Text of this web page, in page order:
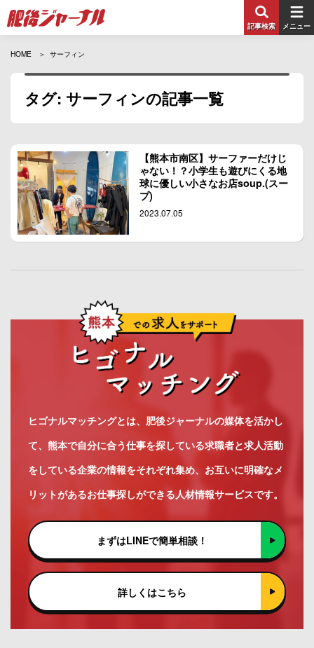
記事検索 メニュー
HOME サーフィン
タグ: サーフィンの記事一覧
【熊本市南区】サーファーだけじ
ゃない！？小学生も遊びにくる地
球に優しい小さなお店soup.(スー
プ)
2023.07.05
ヒゴナルマッチングとは、肥後ジャーナルの媒体を活かし
て、熊本で自分に合う仕事を探している求職者と求人活動
をしている企業の情報をそれぞれ集め、お互いに明確なメ
リットがあるお仕事探しができる人材情報サービスです。
まずはLINEで簡単相談！
詳しくはこちら